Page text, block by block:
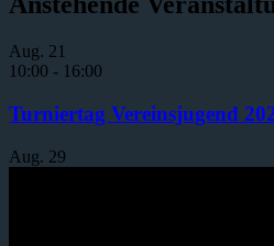
Aug. 21
10:00 - 16:00
Turniertag Vereinsjugend
Aug. 29